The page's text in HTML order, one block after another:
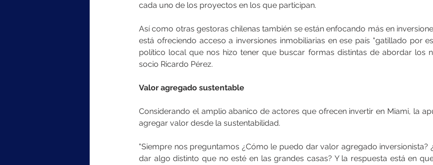
cada uno de los proyectos en los que participan.
Así como otras gestoras chilenas también se están enfocando más en
está ofreciendo acceso a inversiones inmobiliarias en ese país "gatillado por
político local que nos hizo tener que buscar formas distintas de abordar los
socio Ricardo Pérez.
Valor agregado sustentable
Considerando el amplio abanico de actores que ofrecen invertir en Miami, la
agregar valor desde la sustentabilidad.
"Siempre nos preguntamos ¿Cómo le puedo dar valor agregado inversionista?
dar algo distinto que no esté en las grandes casas? Y la respuesta está en